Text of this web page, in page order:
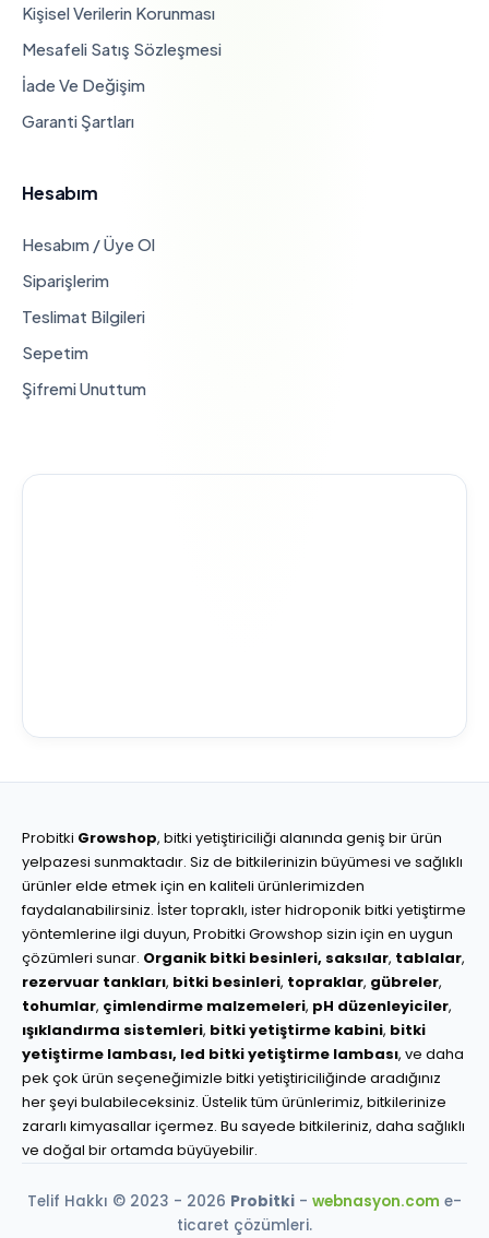
Kişisel Verilerin Korunması
Mesafeli Satış Sözleşmesi
İade Ve Değişim
Garanti Şartları
Hesabım
Hesabım / Üye Ol
Siparişlerim
Teslimat Bilgileri
Sepetim
Şifremi Unuttum
Probitki Growshop, bitki yetiştiriciliği alanında geniş bir ürün
yelpazesi sunmaktadır. Siz de bitkilerinizin büyümesi ve sağlıklı
ürünler elde etmek için en kaliteli ürünlerimizden
faydalanabilirsiniz. İster topraklı, ister hidroponik bitki yetiştirme
yöntemlerine ilgi duyun, Probitki Growshop sizin için en uygun
çözümleri sunar. Organik bitki besinleri, saksılar, tablalar,
rezervuar tankları, bitki besinleri, topraklar, gübreler,
tohumlar, çimlendirme malzemeleri, pH düzenleyiciler,
ışıklandırma sistemleri, bitki yetiştirme kabini, bitki
yetiştirme lambası, led bitki yetiştirme lambası, ve daha
pek çok ürün seçeneğimizle bitki yetiştiriciliğinde aradığınız
her şeyi bulabileceksiniz. Üstelik tüm ürünlerimiz, bitkilerinize
zararlı kimyasallar içermez. Bu sayede bitkileriniz, daha sağlıklı
ve doğal bir ortamda büyüyebilir.
Telif Hakkı © 2023 - 2026 Probitki - webnasyon.com e-
ticaret çözümleri.